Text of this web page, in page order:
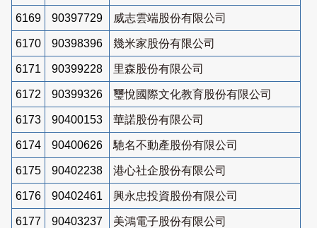
6169 90397729 威志雲端股份有限公司
6170 90398396 幾米家股份有限公司
6171 90399228 里森股份有限公司
6172 90399326 璽悅國際文化教育股份有限公司
6173 90400153 華諾股份有限公司
6174 90400626 馳名不動產股份有限公司
6175 90402238 港心社企股份有限公司
6176 90402461 興永忠投資股份有限公司
6177 90403237 美鴻電子股份有限公司